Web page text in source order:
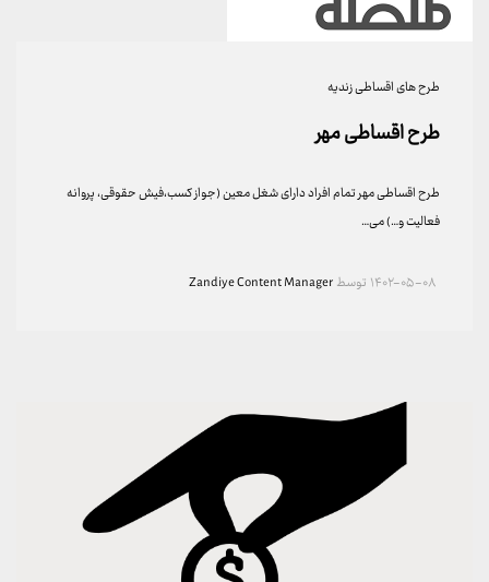
طرح های اقساطی زندیه
طرح اقساطی مهر
طرح اقساطی مهر تمام افراد دارای شغل معین (جواز کسب،فیش حقوقی، پروانه
فعالیت و…) می…
۱۴۰۲-۰۵-۰۸ توسطZandiye Content Manager